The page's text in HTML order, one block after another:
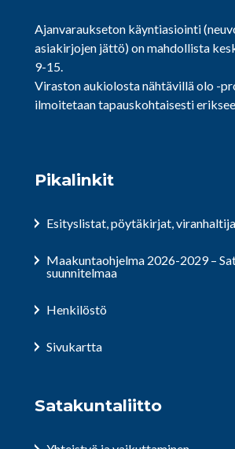
Ajanvaraukseton käyntiasiointi
asiakirjojen jättö) on mahdollista
9-15.
Viraston aukiolosta nähtävillä olo -
ilmoitetaan tapauskohtaisesti
Pikalinkit
Esityslistat, pöytäkirjat,
Maakuntaohjelma 2026-2029 –
suunnitelmaa
Henkilöstö
Sivukartta
Satakuntaliitto